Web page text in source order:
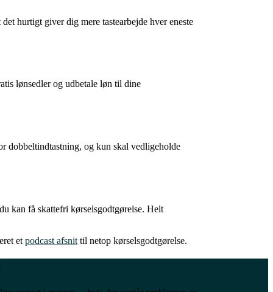
hurtigt giver dig mere tastearbejde hver eneste
lønsedler og udbetale løn til dine
dobbeltindtastning, og kun skal vedligeholde
kan få skattefri kørselsgodtgørelse. Helt
et podcast afsnit til netop kørselsgodtgørelse.